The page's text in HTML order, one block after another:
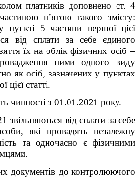
платників доповнено ст. 4
п’ятою такого змісту:
пункті 5 частини першої цієї
від сплати за себе єдиного
їх на облік фізичних осіб –
ними одного виду
як осіб, зазначених у пунктах
цієї статті.
чинності з 01.01.2021 року.
від сплати за себе
які провадять незалежну
та одночасно є фізичними
документів до контролюючого